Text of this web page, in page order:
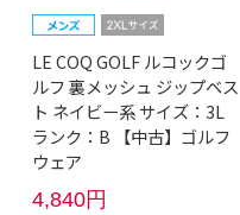
LE COQ GOLF ルコックゴ
ルフ 裏メッシュ ジップベス
ト ネイビー系 サイズ：3L
ランク：B 【中古】ゴルフ
ウェア
4,840円